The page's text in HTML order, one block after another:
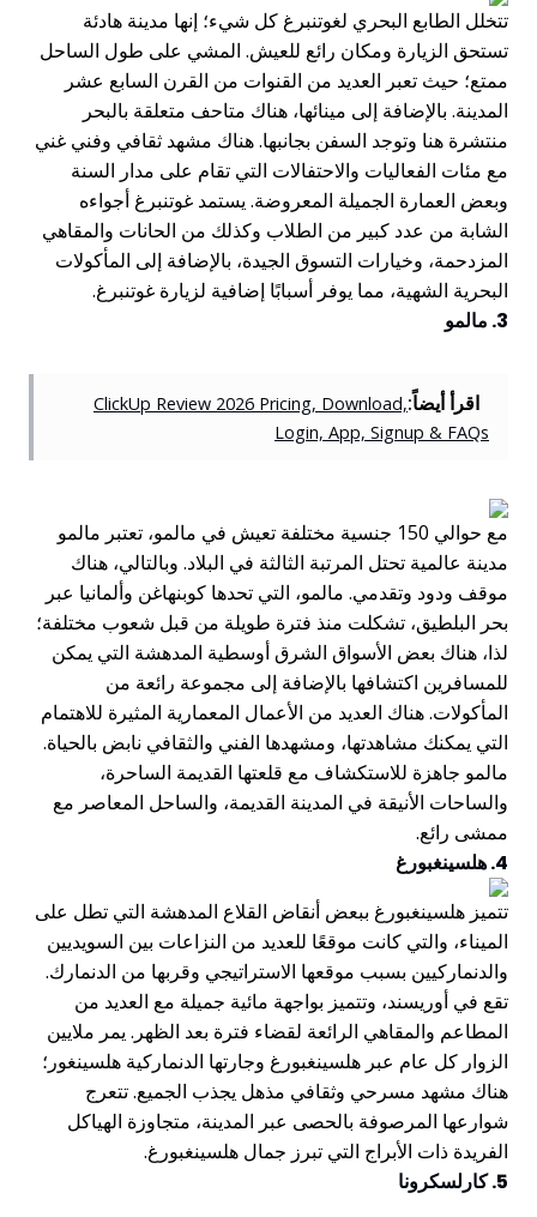
تتخلل الطابع البحري لغوتنبرغ كل شيء؛ إنها مدينة هادئة
تستحق الزيارة ومكان رائع للعيش. المشي على طول الساحل
ممتع؛ حيث تعبر العديد من القنوات من القرن السابع عشر
المدينة. بالإضافة إلى مينائها، هناك متاحف متعلقة بالبحر
منتشرة هنا وتوجد السفن بجانبها. هناك مشهد ثقافي وفني غني
مع مئات الفعاليات والاحتفالات التي تقام على مدار السنة
وبعض العمارة الجميلة المعروضة. يستمد غوتنبرغ أجواءه
الشابة من عدد كبير من الطلاب وكذلك من الحانات والمقاهي
المزدحمة، وخيارات التسوق الجيدة، بالإضافة إلى المأكولات
البحرية الشهية، مما يوفر أسبابًا إضافية لزيارة غوتنبرغ.
3. مالمو
اقرأ أيضاً:ClickUp Review 2026 Pricing, Download,
Login, App, Signup & FAQs
مع حوالي 150 جنسية مختلفة تعيش في مالمو، تعتبر مالمو
مدينة عالمية تحتل المرتبة الثالثة في البلاد. وبالتالي، هناك
موقف ودود وتقدمي. مالمو، التي تحدها كوبنهاغن وألمانيا عبر
بحر البلطيق، تشكلت منذ فترة طويلة من قبل شعوب مختلفة؛
لذا، هناك بعض الأسواق الشرق أوسطية المدهشة التي يمكن
للمسافرين اكتشافها بالإضافة إلى مجموعة رائعة من
المأكولات. هناك العديد من الأعمال المعمارية المثيرة للاهتمام
التي يمكنك مشاهدتها، ومشهدها الفني والثقافي نابض بالحياة.
مالمو جاهزة للاستكشاف مع قلعتها القديمة الساحرة،
والساحات الأنيقة في المدينة القديمة، والساحل المعاصر مع
ممشى رائع.
4. هلسينغبورغ
تتميز هلسينغبورغ ببعض أنقاض القلاع المدهشة التي تطل على
الميناء، والتي كانت موقعًا للعديد من النزاعات بين السويديين
والدنماركيين بسبب موقعها الاستراتيجي وقربها من الدنمارك.
تقع في أوريسند، وتتميز بواجهة مائية جميلة مع العديد من
المطاعم والمقاهي الرائعة لقضاء فترة بعد الظهر. يمر ملايين
الزوار كل عام عبر هلسينغبورغ وجارتها الدنماركية هلسينغور؛
هناك مشهد مسرحي وثقافي مذهل يجذب الجميع. تتعرج
شوارعها المرصوفة بالحصى عبر المدينة، متجاوزة الهياكل
الفريدة ذات الأبراج التي تبرز جمال هلسينغبورغ.
5. كارلسكرونا